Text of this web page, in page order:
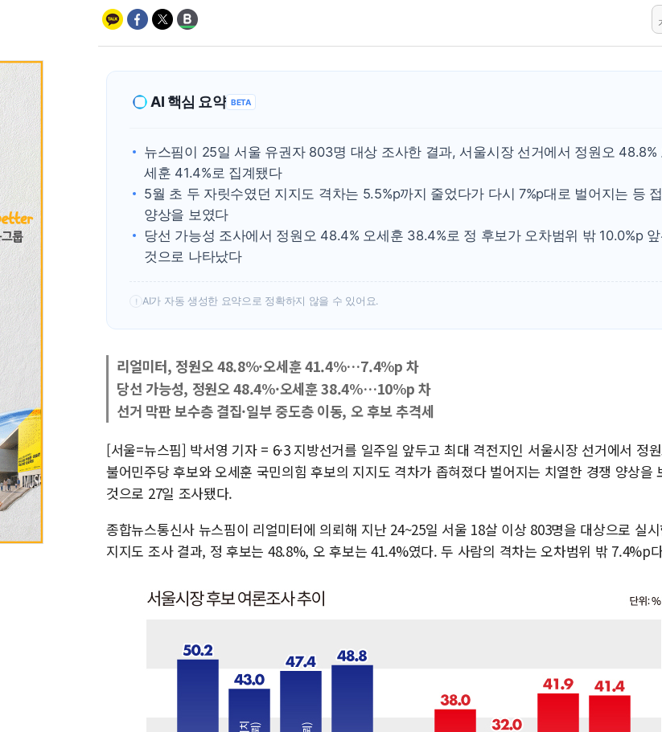
김정관 산업부 장관 "
해군 1함대 창설 80주
[3보] 북, 원산서 동해
우크라 드론 전술, 중
구미 폐염산처리업체서
강원도 폭염특보 11일
[코인 시황] 비트코인,
AI 핵심 요약 BETA
뉴스핌이 25일 서울 유권자 803명 대상 조사한 결과, 서울시장 선거에서 정원오 48.8%
세훈 41.4%로 집계됐다
5월 초 두 자릿수였던 지지도 격차는 5.5%p까지 줄었다가 다시 7%p대로 벌어지는 등
양상을 보였다
당선 가능성 조사에서 정원오 48.4% 오세훈 38.4%로 정 후보가 오차범위 밖 10.0%p 앞
것으로 나타났다
! AI가 자동 생성한 요약으로 정확하지 않을 수 있어요.
리얼미터, 정원오 48.8%·오세훈 41.4%…7.4%p 차
당선 가능성, 정원오 48.4%·오세훈 38.4%…10%p 차
선거 막판 보수층 결집·일부 중도층 이동, 오 후보 추격세
[서울=뉴스핌] 박서영 기자 = 6·3 지방선거를 일주일 앞두고 최대 격전지인 서울시장 선거에서 정
불어민주당 후보와 오세훈 국민의힘 후보의 지지도 격차가 좁혀졌다 벌어지는 치열한 경쟁 양상을
것으로 27일 조사됐다.
종합뉴스통신사 뉴스핌이 리얼미터에 의뢰해 지난 24~25일 서울 18살 이상 803명을 대상으로 실
지지도 조사 결과, 정 후보는 48.8%, 오 후보는 41.4%였다. 두 사람의 격차는 오차범위 밖 7.4%p